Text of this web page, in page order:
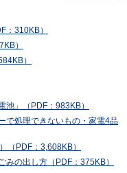
：310KB）
）
）
池」（PDF：983KB）
で処理できないもの・家電4品
（PDF：3,608KB）
の出し方（PDF：375KB）